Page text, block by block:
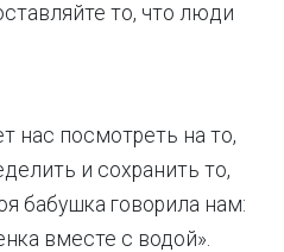
то, что люди
нас посмотреть на то,
и сохранить то,
бабушка говорила нам:
вместе с водой».